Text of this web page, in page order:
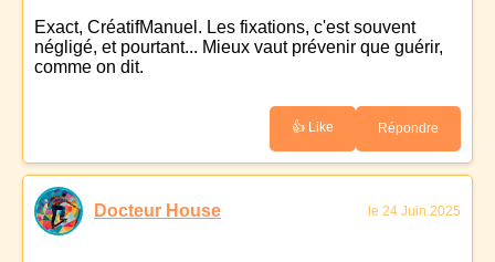
Exact, CréatifManuel. Les fixations, c'est souvent
négligé, et pourtant... Mieux vaut prévenir que guérir,
comme on dit.
👍 Like Répondre
Docteur House le 24 Juin 2025